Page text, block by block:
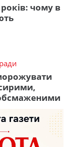
років: чому в